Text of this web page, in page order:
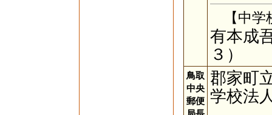
【中学
有本成
３）
鳥取
中央
郵便
郡家町
学校法